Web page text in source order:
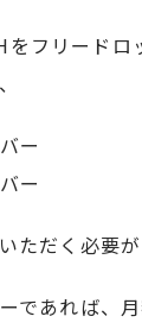
フリードロ
ー
ー
ただく必要が
であれば、